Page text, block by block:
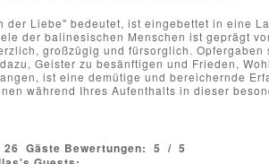
der Liebe" bedeutet, ist eingebettet in eine
der balinesischen Menschen ist geprägt
großzügig und fürsorglich.
Geister zu besänftigen und Frieden,
ist eine demütige und bereichernde
während Ihres Aufenthalts in dieser
26 Gäste Bewertungen: 5 / 5